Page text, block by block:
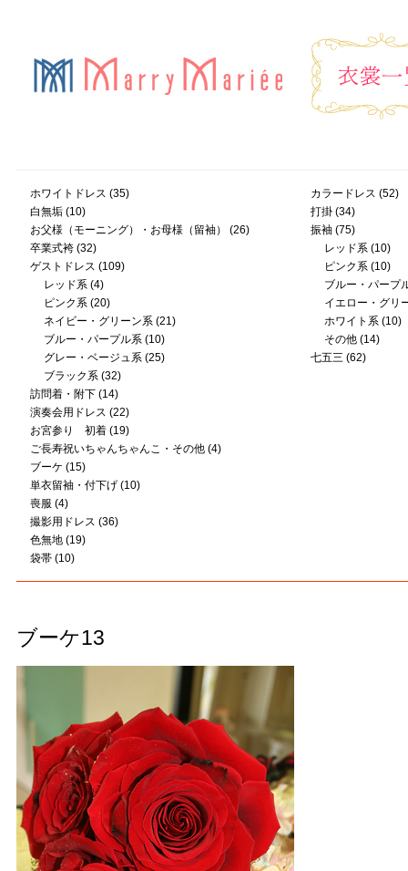
ホワイトドレス (35)
白無垢(10)
お父様（モーニング）・お母様（留袖）
(26)
卒業式袴(32)
ゲストドレス (109)
レッド系(4)
ピンク系(20)
ネイビー・グリーン系(21)
ブルー・パープル系(10)
グレー・ベージュ系(25)
ブラック系(32)
訪問着・附下(14)
演奏会用ドレス (22)
お宮参り 初着(19)
ご長寿祝いちゃんちゃんこ・その他(4)
ブーケ (15)
単衣留袖・付下げ(10)
喪服 (4)
撮影用ドレス (36)
色無地(19)
袋帯(10)
カラードレス (52)
打掛(34)
振袖(75)
レッド系(10)
ピンク系(10)
ブルー・パープ
イエロー・グリ
ホワイト系(10)
その他(14)
七五三 (62)
ブーケ13